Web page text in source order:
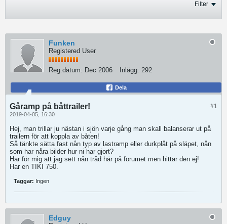
Filter
Funken
Registered User
Reg.datum: Dec 2006 Inlägg: 292
Dela
#1
Gåramp på båttrailer!
2019-04-05, 16:30
Hej, man trillar ju nästan i sjön varje gång man skall balanserar ut på
trailern för att koppla av båten!
Så tänkte sätta fast nån typ av lastramp eller durkplåt på släpet, nån
som har nåra bilder hur ni har gjort?
Har för mig att jag sett nån tråd här på forumet men hittar den ej!
Har en TIKI 750.
Taggar: Ingen
Edguy